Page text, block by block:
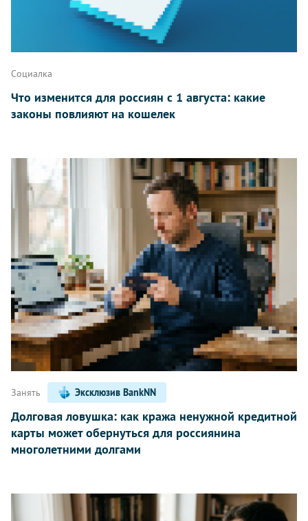
Написать
Социалка
Что изменится для россиян с 1 августа: какие
законы повлияют на кошелек
Занять Эксклюзив BankNN
Долговая ловушка: как кража ненужной кредитной
карты может обернуться для россиянина
многолетними долгами